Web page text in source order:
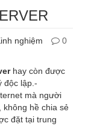
nghiệm
0
hay còn được
độc lập.-
mà người
không hề chia sẻ
đặt tại trung